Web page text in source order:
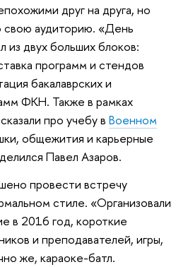
друг на друга, но
свою аудиторию. «День
из двух больших блоков:
программ и стендов
бакалаврских и
ФКН. Также в рамках
про учебу в Военном
общежития и карьерные
Павел Азаров.
провести встречу
стиле. «Организовали
в 2016 год, короткие
и преподавателей, игры,
же, караоке-батл.